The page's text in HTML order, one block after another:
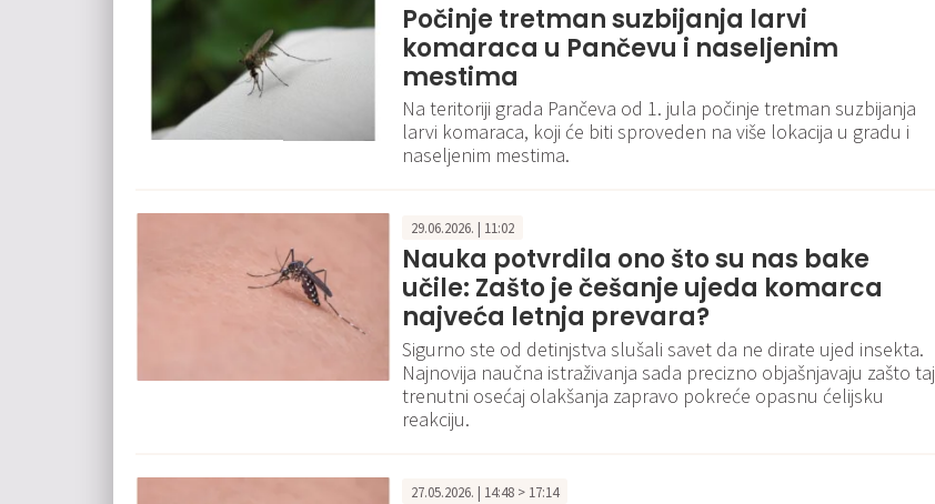
Počinje tretman suzbijanja larvi
komaraca u Pančevu i naseljenim
mestima
Na teritoriji grada Pančeva od 1. jula počinje tretman suzbijanja
larvi komaraca, koji će biti sproveden na više lokacija u gradu i
naseljenim mestima.
29.06.2026. | 11:02
Nauka potvrdila ono što su nas bake
učile: Zašto je češanje ujeda komarca
najveća letnja prevara?
Sigurno ste od detinjstva slušali savet da ne dirate ujed insekta.
Najnovija naučna istraživanja sada precizno objašnjavaju zašto taj
trenutni osećaj olakšanja zapravo pokreće opasnu ćelijsku
reakciju.
27.05.2026. | 14:48 > 17:14